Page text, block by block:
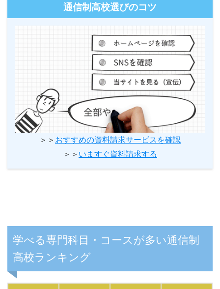
通信制高校選びのコツ
＞＞ おすすめの資料請求サービスを確認
＞＞ いますぐ資料請求する
学べる専門科目・コースが多い通信制
高校ランキング